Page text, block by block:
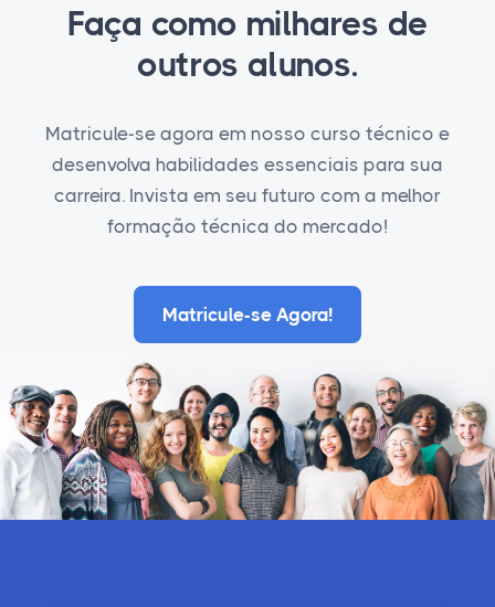
Faça como milhares de
outros alunos.
Matricule-se agora em nosso curso técnico e
desenvolva habilidades essenciais para sua
carreira. Invista em seu futuro com a melhor
formação técnica do mercado!
Matricule-se Agora!